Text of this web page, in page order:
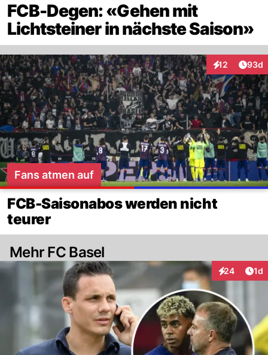
FCB-Degen: «Gehen mit
Lichtsteiner in nächste Saison»
12
Interaktionen
93d
Fans atmen auf
FCB-Saisonabos werden nicht
teurer
Mehr FC Basel
24
Interaktionen
1d